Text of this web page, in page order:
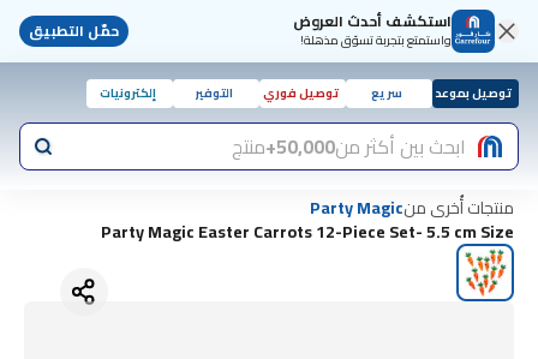
استكشف أحدث العروض
واستمتع بتجربة تسوّق مذهلة! حمّل التطبيق
توصيل بموعد سريع توصيل فوري التوفير إلكترونيات
ابحث بين أكثر من50,000+ منتج
منتجات أُخرى منParty Magic
Party Magic Easter Carrots 12-Piece Set- 5.5 cm Size